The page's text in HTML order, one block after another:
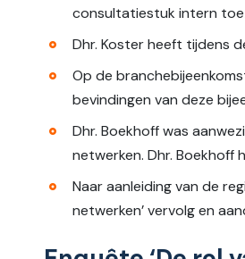
consultatiestuk intern
Dhr. Koster heeft tijdens
Op de
bevindingen van deze
Dhr. Boekhoff was
netwerken. Dhr. Boekhoff
Naar aanleiding van de
netwerken’ vervolg en